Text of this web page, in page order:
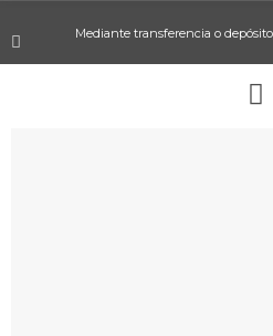
Mediante transferencia o